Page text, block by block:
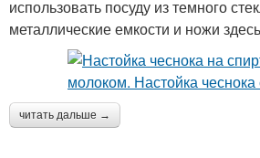
использовать посуду из темного
металлические емкости и ножи
читать дальше →